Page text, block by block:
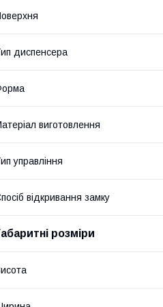
диспенсера
виготовлення
управління
відкривання замку
розміри